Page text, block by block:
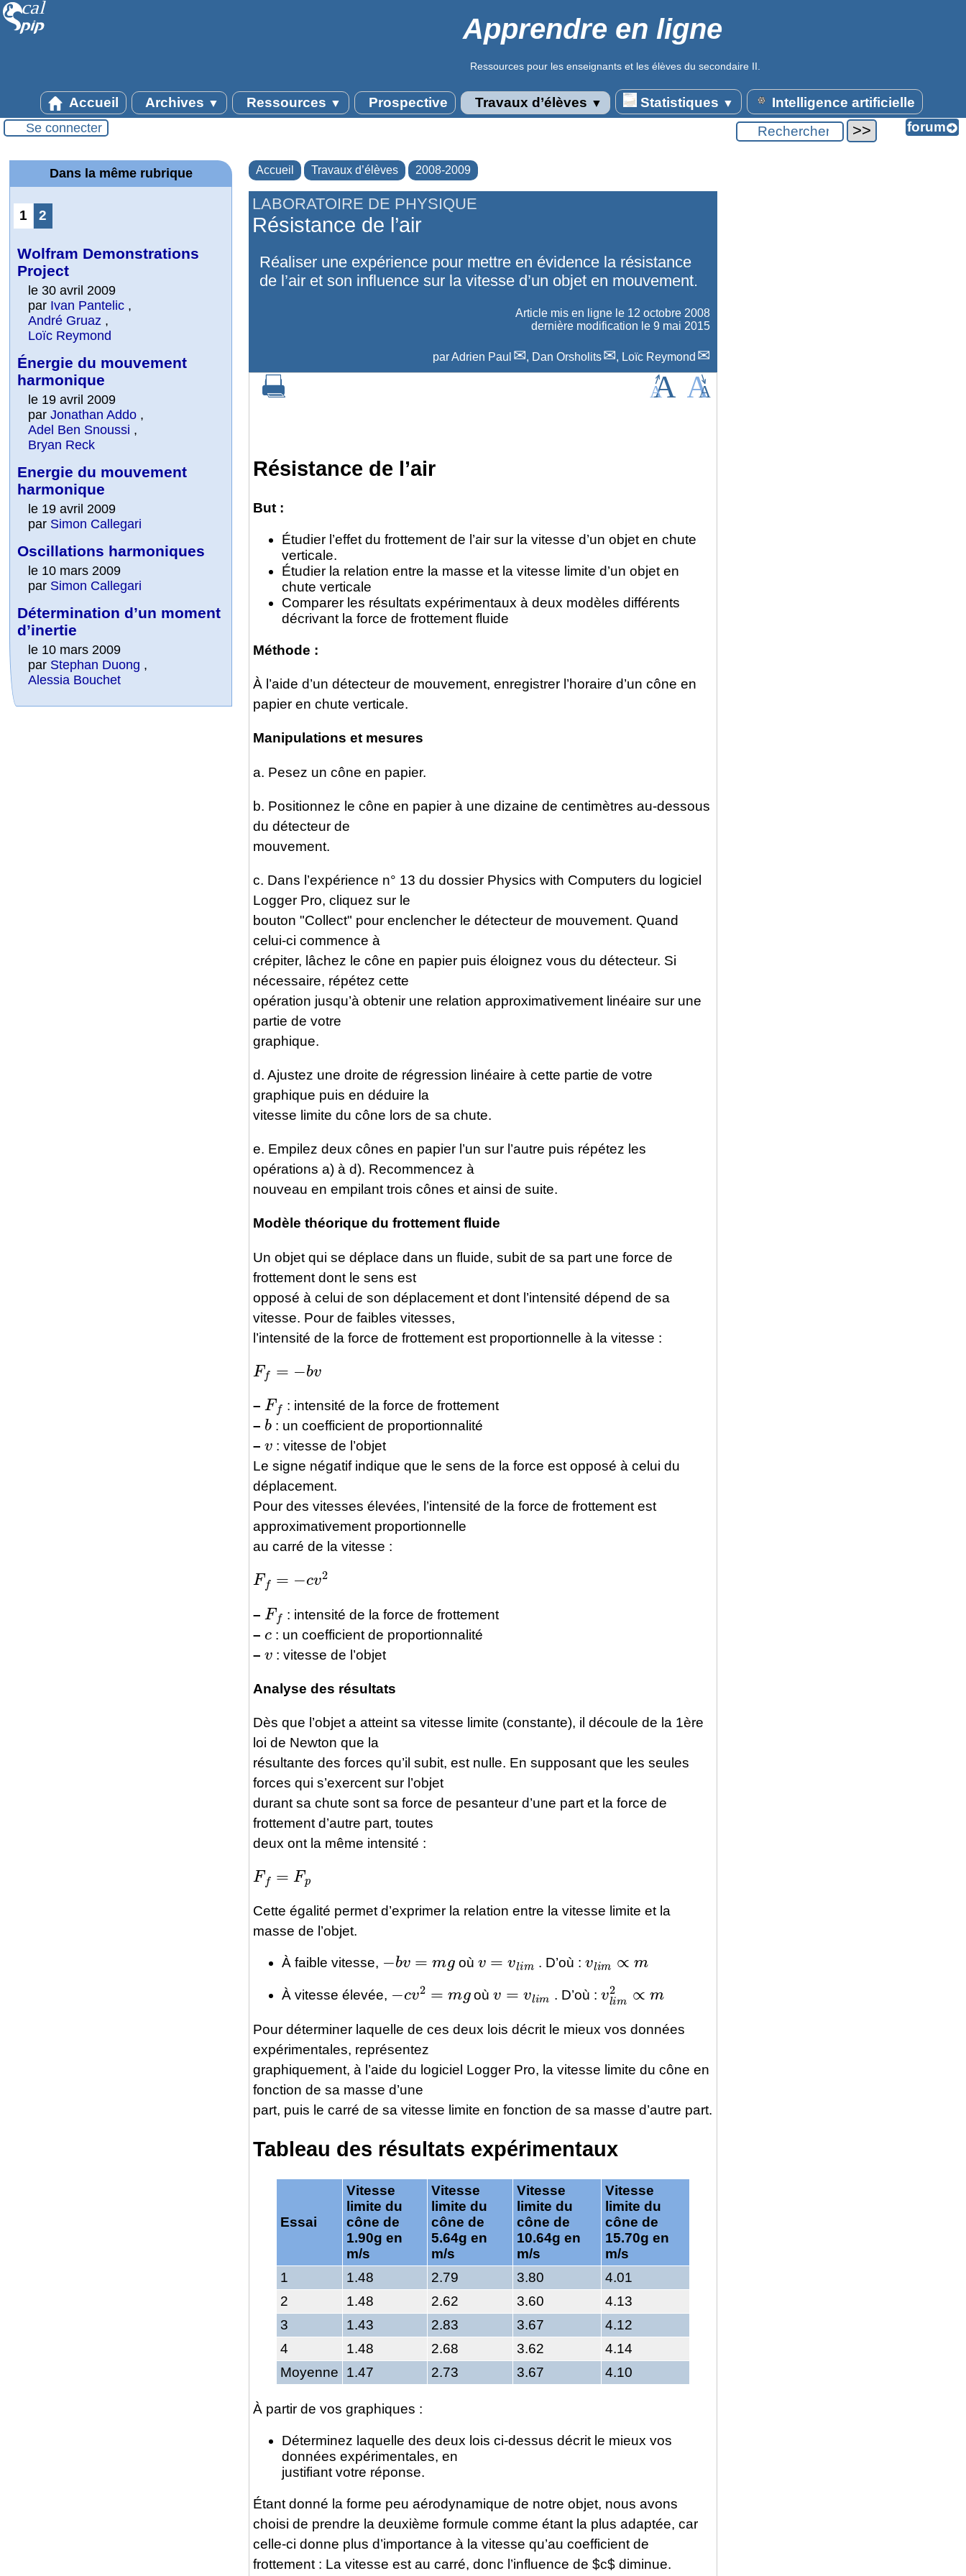
Apprendre en ligne
Ressources pour les enseignants et les élèves du secondaire II.
Accueil Archives ▼ Ressources ▼ Prospective Travaux d’élèves ▼ Statistiques ▼ Intelligence artificielle
Se connecter
Accueil Travaux d’élèves 2008-2009
LABORATOIRE DE PHYSIQUE
Résistance de l’air
Réaliser une expérience pour mettre en évidence la résistance
de l’air et son influence sur la vitesse d’un objet en mouvement.
Article mis en ligne le 12 octobre 2008
dernière modification le 9 mai 2015
parAdrien Paul , Dan Orsholits , Loïc Reymond
Résistance de l’air
But :
Étudier l’effet du frottement de l’air sur la vitesse d’un objet en chute
verticale.
Étudier la relation entre la masse et la vitesse limite d’un objet en
chute verticale
Comparer les résultats expérimentaux à deux modèles différents
décrivant la force de frottement fluide
Méthode :
À l’aide d’un détecteur de mouvement, enregistrer l’horaire d’un cône en
papier en chute verticale.
Manipulations et mesures
a. Pesez un cône en papier.
b. Positionnez le cône en papier à une dizaine de centimètres au-dessous
du détecteur de
mouvement.
c. Dans l’expérience n° 13 du dossier Physics with Computers du logiciel
Logger Pro, cliquez sur le
bouton "Collect" pour enclencher le détecteur de mouvement. Quand
celui-ci commence à
crépiter, lâchez le cône en papier puis éloignez vous du détecteur. Si
nécessaire, répétez cette
opération jusqu’à obtenir une relation approximativement linéaire sur une
partie de votre
graphique.
d. Ajustez une droite de régression linéaire à cette partie de votre
graphique puis en déduire la
vitesse limite du cône lors de sa chute.
e. Empilez deux cônes en papier l’un sur l’autre puis répétez les
opérations a) à d). Recommencez à
nouveau en empilant trois cônes et ainsi de suite.
Modèle théorique du frottement fluide
Un objet qui se déplace dans un fluide, subit de sa part une force de
frottement dont le sens est
opposé à celui de son déplacement et dont l’intensité dépend de sa
vitesse. Pour de faibles vitesses,
l’intensité de la force de frottement est proportionnelle à la vitesse :
Ff
–
Ff
: intensité de la force de frottement
–
b
: un coefficient de proportionnalité
–
v
: vitesse de l’objet
Le signe négatif indique que le sens de la force est opposé à celui du
déplacement.
Pour des vitesses élevées, l’intensité de la force de frottement est
approximativement proportionnelle
au carré de la vitesse :
Ff
–
Ff
: intensité de la force de frottement
–
c
: un coefficient de proportionnalité
–
v
: vitesse de l’objet
Analyse des résultats
Dès que l’objet a atteint sa vitesse limite (constante), il découle de la 1ère
loi de Newton que la
résultante des forces qu’il subit, est nulle. En supposant que les seules
forces qui s’exercent sur l’objet
durant sa chute sont sa force de pesanteur d’une part et la force de
frottement d’autre part, toutes
deux ont la même intensité :
Ff
Cette égalité permet d’exprimer la relation entre la vitesse limite et la
masse de l’objet.
À faible vitesse,
b
où . D’où :
À vitesse élevée,
2
où . D’où :
li
Pour déterminer laquelle de ces deux lois décrit le mieux vos données
expérimentales, représentez
graphiquement, à l’aide du logiciel Logger Pro, la vitesse limite du cône en
fonction de sa masse d’une
part, puis le carré de sa vitesse limite en fonction de sa masse d’autre part.
Tableau des résultats expérimentaux
Essai
Vitesse
limite du
cône de
1.90g en
m/s
Vitesse
limite du
cône de
5.64g en
m/s
Vitesse
limite du
cône de
10.64g en
m/s
Vitesse
limite du
cône de
15.70g en
m/s
1
1.48 2.79 3.80
4.01
2
1.48 2.62 3.60
4.13
3
1.43 2.83 3.67
4.12
4
1.48 2.68 3.62
4.14
Moyenne
1.47 2.73 3.67 4.10
À partir de vos graphiques :
Déterminez laquelle des deux lois ci-dessus décrit le mieux vos
données expérimentales, en
justifiant votre réponse.
Étant donné la forme peu aérodynamique de notre objet, nous avons
choisi de prendre la deuxième formule comme étant la plus adaptée, car
celle-ci donne plus d’importance à la vitesse qu’au coefficient de
frottement : La vitesse est au carré, donc l’influence de $c$ diminue.
Dans la même rubrique
1 2
Wolfram Demonstrations
Project
le 30 avril 2009
par Ivan Pantelic ,
André Gruaz ,
Loïc Reymond
Énergie du mouvement
harmonique
le 19 avril 2009
parJonathan Addo ,
Adel Ben Snoussi ,
Bryan Reck
Energie du mouvement
harmonique
le 19 avril 2009
par Simon Callegari
Oscillations harmoniques
le 10 mars 2009
par Simon Callegari
Détermination d’un moment
d’inertie
le 10 mars 2009
par Stephan Duong ,
Alessia Bouchet